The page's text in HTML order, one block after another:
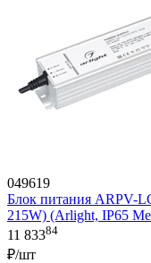
049619
Блок питания ARPV-
215W) (Arlight, IP65
11 83384
₽/шт